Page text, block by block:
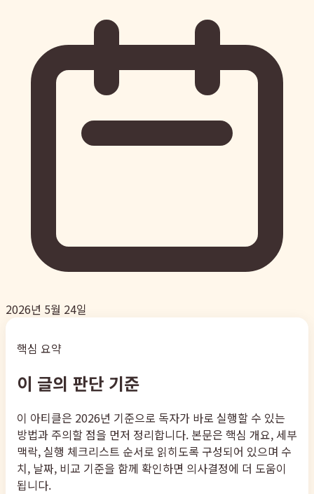
2026년 5월 24일
핵심 요약
이 글의 판단 기준
이 아티클은 2026년 기준으로 독자가 바로 실행할 수 있는
방법과 주의할 점을 먼저 정리합니다. 본문은 핵심 개요, 세부
맥락, 실행 체크리스트 순서로 읽히도록 구성되어 있으며 수
치, 날짜, 비교 기준을 함께 확인하면 의사결정에 더 도움이
됩니다.